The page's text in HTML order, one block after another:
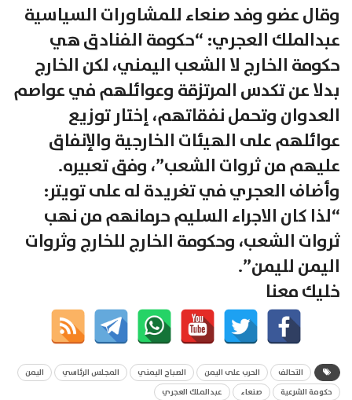
وقال عضو وفد صنعاء للمشاورات السياسية
عبدالملك العجري: “حكومة الفنادق هي
حكومة الخارج لا الشعب اليمني، لكن الخارج
بدلا عن تكدس المرتزقة وعوائلهم في عواصم
العدوان وتحمل نفقاتهم، إختار توزيع
عوائلهم على الهيئات الخارجية والإنفاق
عليهم من ثروات الشعب”، وفق تعبيره.
وأضاف العجري في تغريدة له على تويتر:
“لذا كان الاجراء السليم حرمانهم من نهب
ثروات الشعب، وحكومة الخارج للخارج وثروات
اليمن لليمن”.
خليك معنا
التحالف الحرب على اليمن الصباح اليمني المجلس الرئاسي
اليمن
حكومة الشرعية
صنعاء عبدالملك العجري